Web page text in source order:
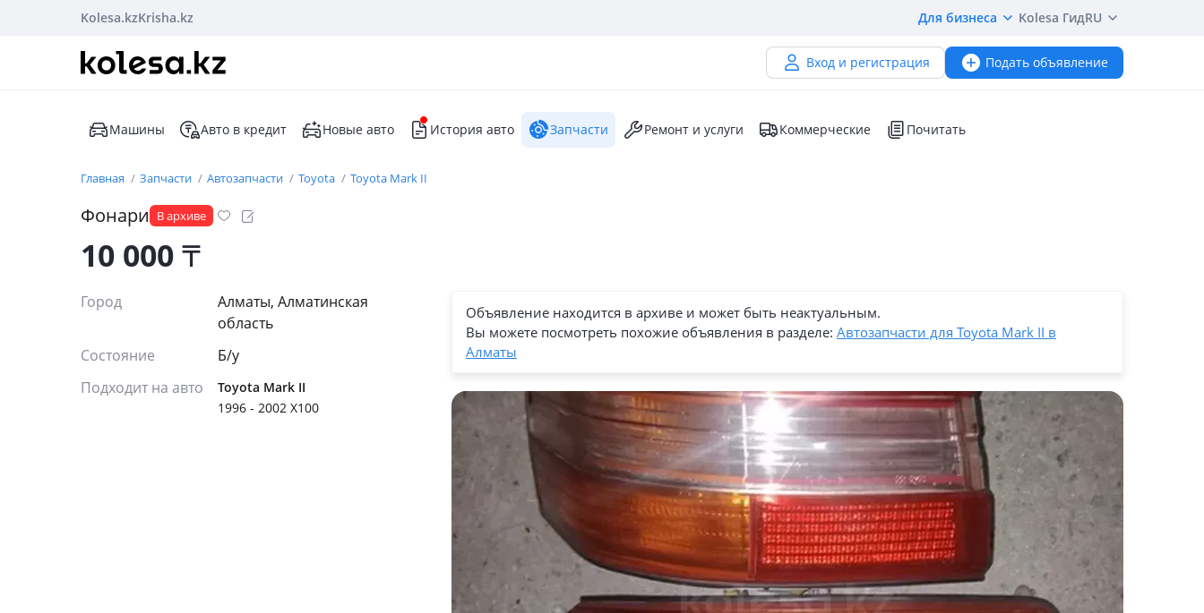
Kolesa.kzKrisha.kz Для бизнеса Kolesa ГидRU
Вход и регистрация Подать объявление
Машины Авто в кредит Новые авто История авто Запчасти Ремонт и услуги Коммерческие Почитать
Главная Запчасти Автозапчасти Toyota Toyota Mark II
Фонари В архиве
10 000₸
Город
Алматы, Алматинская
область
Состояние
Б/y
Подходит на авто
Toyota Mark II
1996 - 2002 X100
Объявление находится в архиве и может быть неактуальным.
Вы можете посмотреть похожие объявления в разделе: Автозапчасти для Toyota Mark II в
Алматы